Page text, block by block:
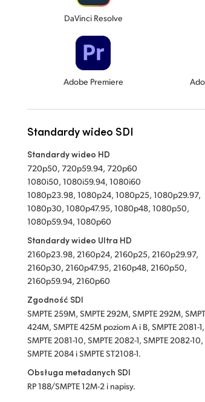
DaVinci Resolve
Adobe Premiere
Standardy wideo SDI
Standardy wideo HD
720p50, 720p59.94, 720p60
1080i50, 1080i59.94, 1080i60
1080p23.98, 1080p24, 1080p25, 1080p29.97,
1080p30, 1080p47.95, 1080p48, 1080p50,
1080p59.94, 1080p60
Standardy wideo Ultra HD
2160p23.98, 2160p24, 2160p25, 2160p29.97,
2160p30, 2160p47.95, 2160p48, 2160p50,
2160p59.94, 2160p60
Zgodność SDI
SMPTE 259M, SMPTE 292M, SMPTE 292M,
424M, SMPTE 425M poziom A i B, SMPTE 2081-1,
SMPTE 2081-10, SMPTE 2082-1, SMPTE 2082-10,
SMPTE 2084 i SMPTE ST2108-1.
Obsługa metadanych SDI
RP 188/SMPTE 12M-2 i napisy.